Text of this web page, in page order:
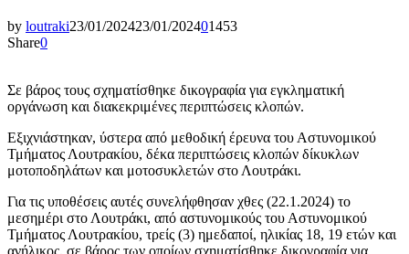
by loutraki23/01/202423/01/202401453
Share0
Σε βάρος τους σχηματίσθηκε δικογραφία για εγκληματική
οργάνωση και διακεκριμένες περιπτώσεις κλοπών.
Εξιχνιάστηκαν, ύστερα από μεθοδική έρευνα του Αστυνομικού
Τμήματος Λουτρακίου, δέκα περιπτώσεις κλοπών δίκυκλων
μοτοποδηλάτων και μοτοσυκλετών στο Λουτράκι.
Για τις υποθέσεις αυτές συνελήφθησαν χθες (22.1.2024) το
μεσημέρι στο Λουτράκι, από αστυνομικούς του Αστυνομικού
Τμήματος Λουτρακίου, τρείς (3) ημεδαποί, ηλικίας 18, 19 ετών και
ανήλικος, σε βάρος των οποίων σχηματίσθηκε δικογραφία για